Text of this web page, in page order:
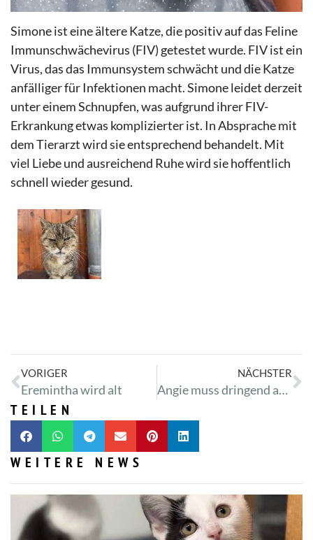
Simone ist eine ältere Katze, die positiv auf das Feline
Immunschwächevirus (FIV) getestet wurde. FIV ist ein
Virus, das das Immunsystem schwächt und die Katze
anfälliger für Infektionen macht. Simone leidet derzeit
unter einem Schnupfen, was aufgrund ihrer FIV-
Erkrankung etwas komplizierter ist. In Absprache mit
dem Tierarzt wird sie entsprechend behandelt. Mit
viel Liebe und ausreichend Ruhe wird sie hoffentlich
schnell wieder gesund.
VORIGER
Eremintha wird alt
NÄCHSTER
Angie muss dringend abnehmen
TEILEN
WEITERE NEWS